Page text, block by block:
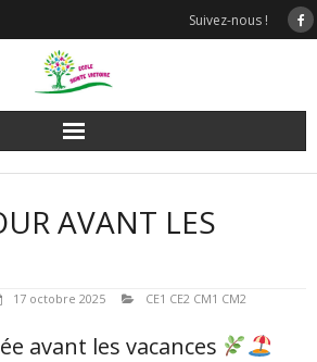
Suivez-nous !
AVANT LES
17 octobre 2025 CE1 CE2 CM1 CM2
avant les vacances